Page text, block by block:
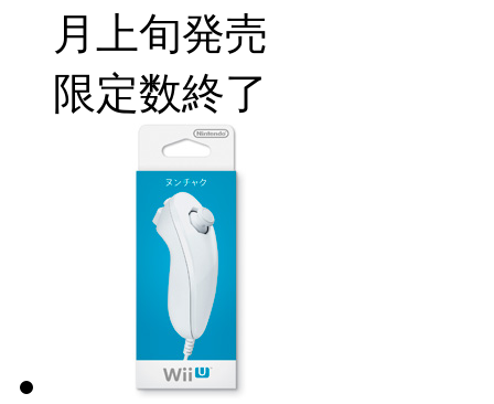
月上旬発売
限定数終了